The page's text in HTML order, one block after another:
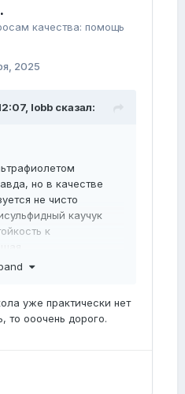
качества: помощь
2025
lobb сказал:
но в качестве
не чисто
каучук
к
уже практически нет
то ооочень дорого.